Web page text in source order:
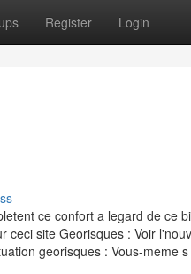
Register Login
ce confort a legard de ce
site Georisques : Voir
georisques : Vous-meme s